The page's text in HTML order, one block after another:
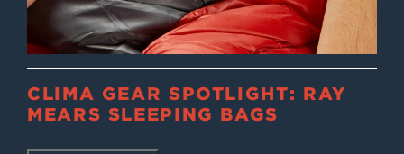
CLIMA GEAR SPOTLIGHT: RAY
MEARS SLEEPING BAGS